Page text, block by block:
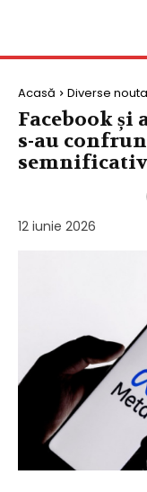
Acasă Diverse
Facebook și
s-au
12 iunie 2026